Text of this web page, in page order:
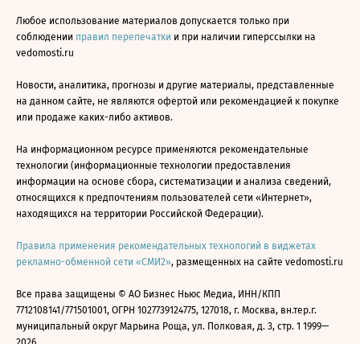
Любое использование материалов допускается только при
соблюдении правил перепечатки и при наличии гиперссылки на
vedomosti.ru
Новости, аналитика, прогнозы и другие материалы, представленные
на данном сайте, не являются офертой или рекомендацией к покупке
или продаже каких-либо активов.
На информационном ресурсе применяются рекомендательные
технологии (информационные технологии предоставления
информации на основе сбора, систематизации и анализа сведений,
относящихся к предпочтениям пользователей сети «Интернет»,
находящихся на территории Российской Федерации).
Правила применения рекомендательных технологий в виджетах
рекламно-обменной сети «СМИ2», размещенных на сайте vedomosti.ru
Все права защищены © АО Бизнес Ньюс Медиа, ИНН/КПП
7712108141/771501001, ОГРН 1027739124775, 127018, г. Москва, вн.тер.г.
муниципальный округ Марьина Роща, ул. Полковая, д. 3, стр. 1 1999—